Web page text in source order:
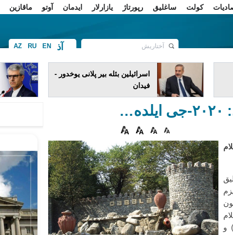
کولت ساغلیق رپورتاژ یازارلار ایدمان آوتو ماقازین
AZ RU EN آذ
فا
اسرائیلین بئله بیر پلانی یوخدور -
فیدان
و